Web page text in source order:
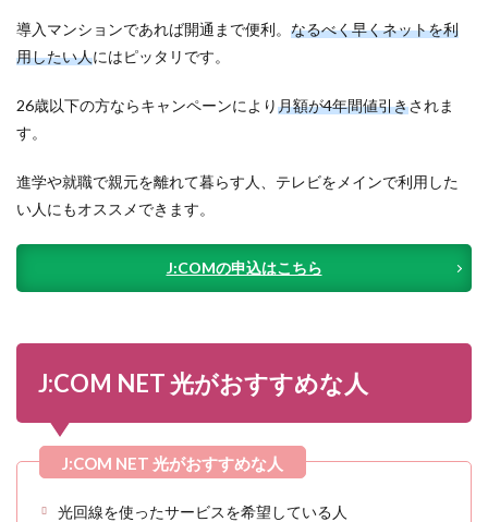
導入マンションであれば開通まで便利。 なるべく早くネットを利
用したい人にはピッタリです。
26歳以下の方ならキャンペーンにより月額が4年間値引きされま
す。
進学や就職で親元を離れて暮らす人、テレビをメインで利用した
い人にもオススメできます。
J:COMの申込はこちら
J:COM NET 光がおすすめな人
光回線を使ったサービスを希望している人